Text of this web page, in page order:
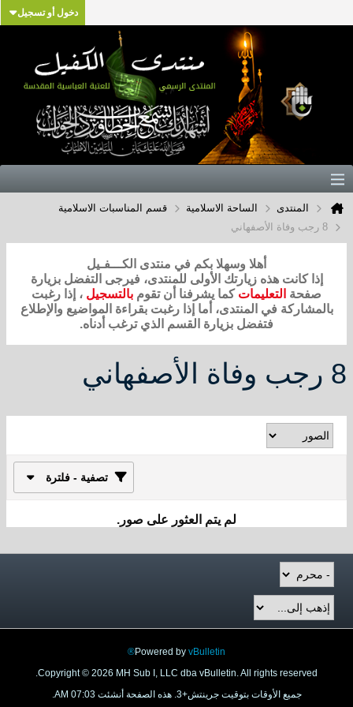
دخول أو تسجيل
المنتدى الساحة الاسلامية
قسم المناسبات الاسلامية
8 رجب وفاة الأصفهاني
أهلا وسهلا بكم في منتدى الكـــفـيل
إذا كانت هذه زيارتك الأولى للمنتدى، فيرجى التفضل بزيارة
صفحة التعليمات كما يشرفنا أن تقوم بالتسجيل ، إذا رغبت
بالمشاركة في المنتدى، أما إذا رغبت بقراءة المواضيع والإطلاع
فتفضل بزيارة القسم الذي ترغب أدناه.
8 رجب وفاة الأصفهاني
تصفية - فلترة
لم يتم العثور على صور.
Powered by vBulletin®
Copyright © 2026 MH Sub I, LLC dba vBulletin. All rights reserved.
جميع الأوقات بتوقيت جرينتش+3. هذه الصفحة أنشئت 07:03 AM.